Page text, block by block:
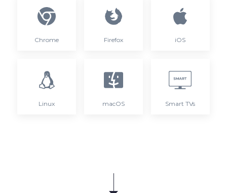
Chrome Firefox iOS
Linux macOS Smart TVs